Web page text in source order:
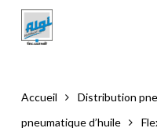
main
Accueil Distribution
pneumatique d’huile